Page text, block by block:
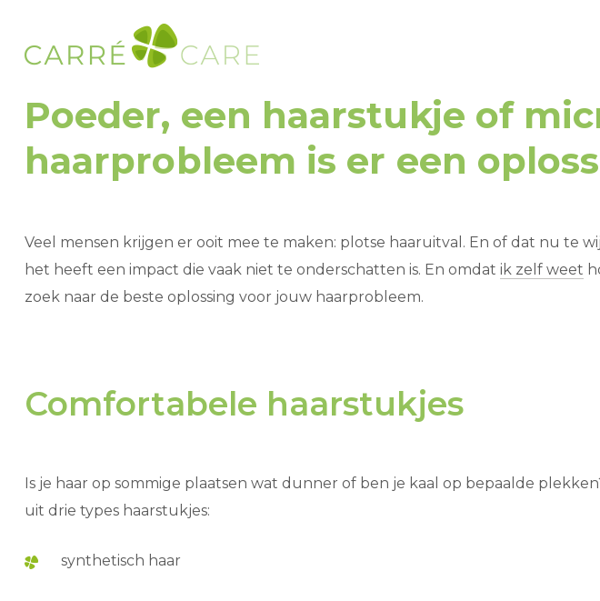
Poeder, een haarstukje of
haarprobleem is er een
Veel mensen krijgen er ooit mee te maken: plotse haaruitval. En of dat nu te
het heeft een impact die vaak niet te onderschatten is. En omdat ik zelf weet
zoek naar de beste oplossing voor jouw haarprobleem.
Comfortabele haarstukjes
Is je haar op sommige plaatsen wat dunner of ben je kaal op bepaalde
uit drie types haarstukjes:
synthetisch haar